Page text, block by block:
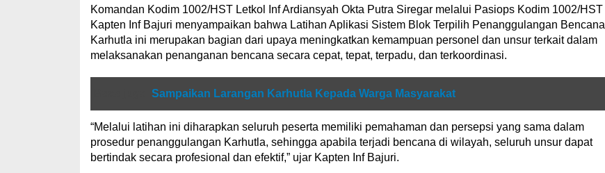
Komandan Kodim 1002/HST Letkol Inf Ardiansyah Okta Putra Siregar melalui Pasiops Kodim 1002/HST
Kapten Inf Bajuri menyampaikan bahwa Latihan Aplikasi Sistem Blok Terpilih Penanggulangan Bencana
Karhutla ini merupakan bagian dari upaya meningkatkan kemampuan personel dan unsur terkait dalam
melaksanakan penanganan bencana secara cepat, tepat, terpadu, dan terkoordinasi.
Sampaikan Larangan Karhutla Kepada Warga Masyarakat
“Melalui latihan ini diharapkan seluruh peserta memiliki pemahaman dan persepsi yang sama dalam
prosedur penanggulangan Karhutla, sehingga apabila terjadi bencana di wilayah, seluruh unsur dapat
bertindak secara profesional dan efektif,” ujar Kapten Inf Bajuri.